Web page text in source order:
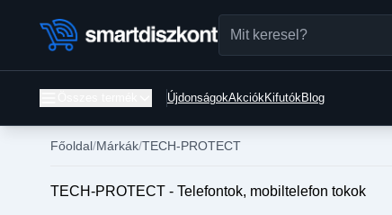
ÚjdonságokAkciókKifutókBlog
Főoldal Márkák TECH-PROTECT
TECH-PROTECT - Telefontok, mobiltelefon tokok